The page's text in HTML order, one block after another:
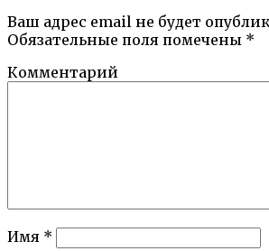
Ваш адрес email не будет
Обязательные поля помечены *
Комментарий
Имя *